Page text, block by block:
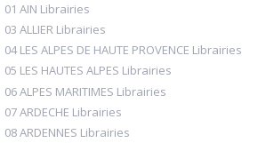
01 AIN Librairies
03 ALLIER Librairies
04 LES ALPES DE HAUTE PROVENCE Librairies
05 LES HAUTES ALPES Librairies
06 ALPES MARITIMES Librairies
07 ARDECHE Librairies
08 ARDENNES Librairies